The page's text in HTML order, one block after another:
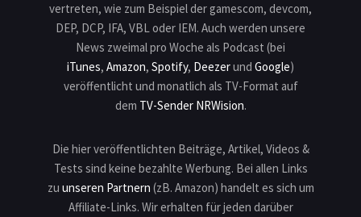
vertreten, wie zum Beispiel der gamescom, devcom,
DEP, DCP, IFA, VBL oder IEM. Auch werden unsere
News zweimal pro Woche als Podcast (bei
iTunes, Amazon, Spotify, Deezerund Google)
veröffentlicht und monatlich als TV-Format auf
dem TV-Sender NRWision.
Die hier veröffentlichten Beiträge, Artikel, Videos &
Tests sind keine bezahlte Werbung. Bei allen Links
zu unseren Partnern (zB. Amazon) handelt es sich um
Affiliate-Links. Wir erhalten für jeden darüber